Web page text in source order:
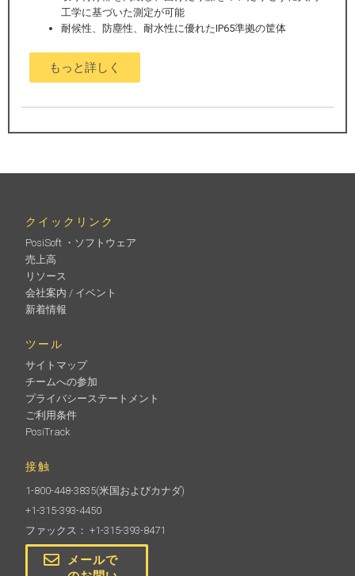
工学に基づいた測定が可能
耐候性、防塵性、耐水性に優れたIP65準拠の筐体
もっと詳しく
クイックリンク
PosiSoft ・ソフトウェア
売上高
リソース
会社案内 / イベント
新着情報
ツール
サイトマップ
チームへの参加
プライバシーステートメント
ご利用条件
PosiTrack
接触
1-800-448-3835(米国およびカナダ)
+1-315-393-4450
ファックス： +1-315-393-8471
メールで